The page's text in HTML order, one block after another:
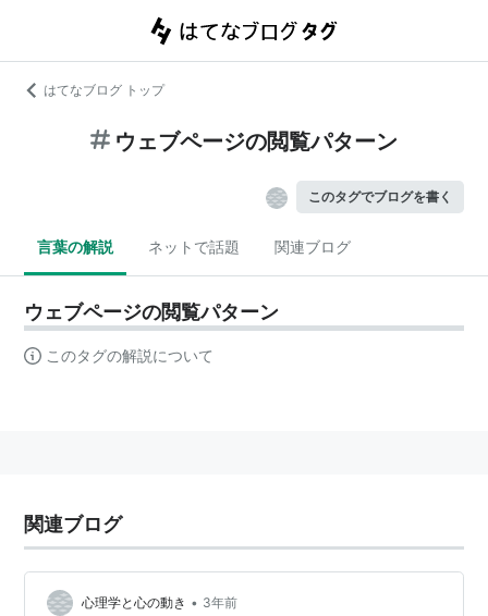
はてなブログ トップ
ウェブページの閲覧パターン
このタグでブログを書く
言葉の解説 ネットで話題 関連ブログ
ウェブページの閲覧パターン
このタグの解説について
関連ブログ
心理学と心の動き • 3年前